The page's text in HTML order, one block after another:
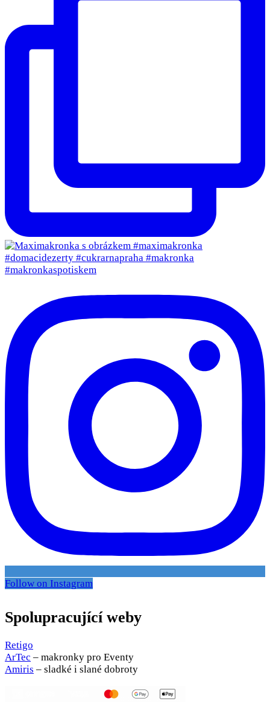
Follow on Instagram
Spolupracující weby
Retigo
ArTec – makronky pro Eventy
Amiris – sladké i slané dobroty